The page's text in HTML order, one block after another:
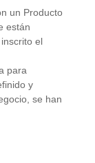
un Producto
están
el
para
y
se han